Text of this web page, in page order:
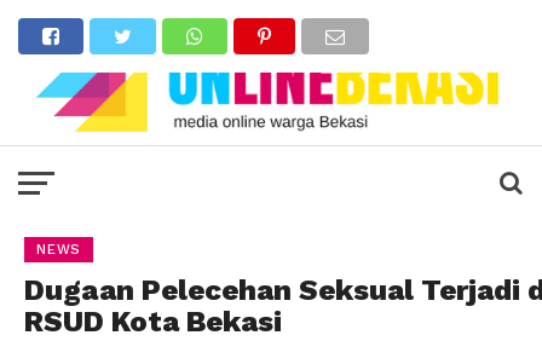
NEWS
Dugaan Pelecehan Seksual Terjadi
RSUD Kota Bekasi